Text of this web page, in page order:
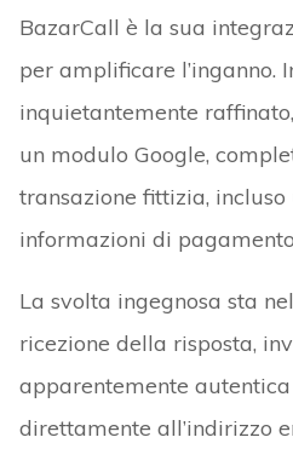
BazarCall è la sua
per amplificare l’inganno.
inquietantemente
un modulo Google,
transazione fittizia,
informazioni di
La svolta ingegnosa sta
ricezione della risposta,
apparentemente
direttamente all’indirizzo